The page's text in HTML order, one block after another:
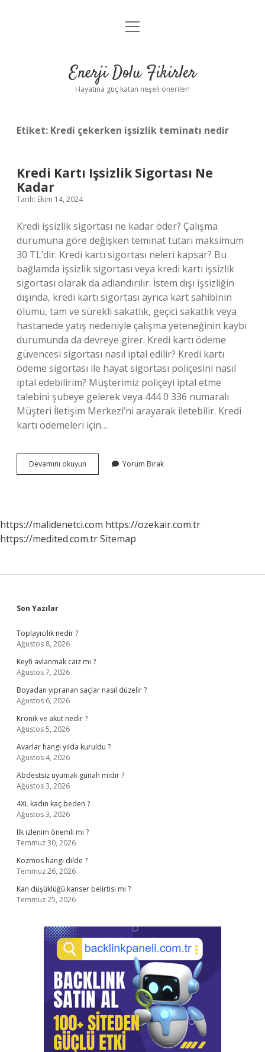
Anasayfa
Yasal Uyarı
menüyü
Enerji Dolu Fikirler
Hayatına güç katan neşeli öneriler!
Etiket: Kredi çekerken işsizlik teminatı nedir
Kredi Kartı Işsizlik Sigortası Ne
Kadar
Tarih: Ekim 14, 2024
Kredi işsizlik sigortası ne kadar öder? Çalışma
durumuna göre değişken teminat tutarı maksimum
30 TL’dir. Kredi kartı sigortası neleri kapsar? Bu
bağlamda işsizlik sigortası veya kredi kartı işsizlik
sigortası olarak da adlandırılır. İstem dışı işsizliğin
dışında, kredi kartı sigortası ayrıca kart sahibinin
ölümü, tam ve sürekli sakatlık, geçici sakatlık veya
hastanede yatış nedeniyle çalışma yeteneğinin kaybı
durumunda da devreye girer. Kredi kartı ödeme
güvencesi sigortası nasıl iptal edilir? Kredi kartı
ödeme sigortası ile hayat sigortası poliçesini nasıl
iptal edebilirim? Müşterimiz poliçeyi iptal etme
talebini şubeye gelerek veya 444 0 336 numaralı
Müşteri İletişim Merkezi’ni arayarak iletebilir. Kredi
kartı ödemeleri için…
Devamını okuyun
Kartı
Yorum Bırak
https://malidenetci.com https://ozekair.com.tr
https://medited.com.trSitemap
Sidebar
Son Yazılar
Toplayıcılık nedir ?
Ağustos 8, 2026
Keyfi avlanmak caiz mi ?
Ağustos 7, 2026
Boyadan yipranan saçlar nasıl düzelir ?
Ağustos 6, 2026
Kronik ve akut nedir ?
Ağustos 5, 2026
Avarlar hangi yılda kuruldu ?
Ağustos 4, 2026
Abdestsiz uyumak günah mıdır ?
Ağustos 3, 2026
4XL kadın kaç beden ?
Ağustos 3, 2026
Ilk izlenim önemli mi ?
Temmuz 30, 2026
Kozmos hangi dilde ?
Temmuz 26, 2026
Kan düşüklüğü kanser belirtisi mi ?
Temmuz 25, 2026